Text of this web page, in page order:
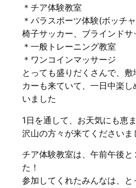
＊チア体験教室
＊パラスポーツ体験(ボッチ
椅子サッカー、 ブラインドサ
＊一般トレーニング教室
＊ワンコインマッサージ
とっても盛りだくさんで、 敷
カーも来ていて、 一日中楽し
いました
1日を通して、お天気にも恵
沢山の方々が来てくださいま
チア体験教室は、午前午後と
た！
参加してくれたみんなは、と